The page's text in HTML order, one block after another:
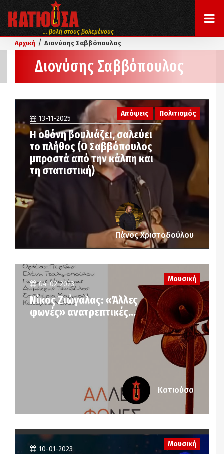
... βολή στους βολεμένους
Αρχική / Διονύσης Σαββόπουλος
Διονύσης Σαββόπουλος
Απόψεις Πολιτισμός
13-11-2025
Η οθόνη βουλιάζει, σαλεύει
το πλήθος (Ο Σαββόπουλος
μπροστά από την κάλπη και
τη στατιστική)
Πάνος Χριστοδούλου
04-02-2023
Νίκος Ζιώγαλας: «Άλλες
φωνές» ανατρεπτικές…
Μουσική
Κατιούσα
10-01-2023
Μουσική